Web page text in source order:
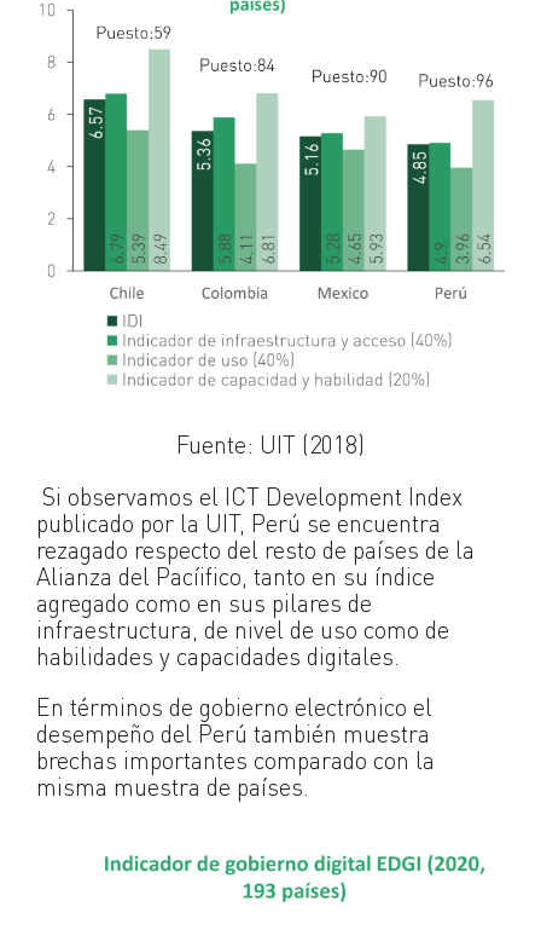
Fuente: UIT (2018)
Si observamos el ICT Development Index
publicado por la UIT, Perú se encuentra
rezagado respecto del resto de países de la
Alianza del Pacíifico, tanto en su índice
agregado como en sus pilares de
infraestructura, de nivel de uso como de
habilidades y capacidades digitales.
En términos de gobierno electrónico el
desempeño del Perú también muestra
brechas importantes comparado con la
misma muestra de países.